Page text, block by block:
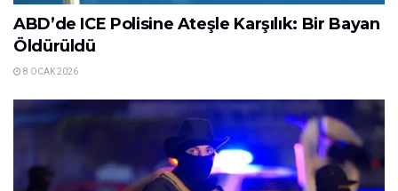
ABD’de ICE Polisine Ateşle Karşılık: Bir Bayan
Öldürüldü
8 OCAK 2026